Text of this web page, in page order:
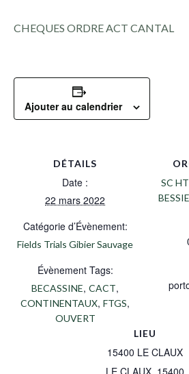
CHEQUES ORDRE ACT CANTAL
Ajouter au calendrier
DÉTAILS
Date :
22 mars 2022
Catégorie d’Évènement:
Fields Trials Gibier Sauvage
Évènement Tags:
BECASSINE, CACT,
CONTINENTAUX, FTGS,
OUVERT
LIEU
15400 LE CLAUX
LE CLAUX, 15400
SC